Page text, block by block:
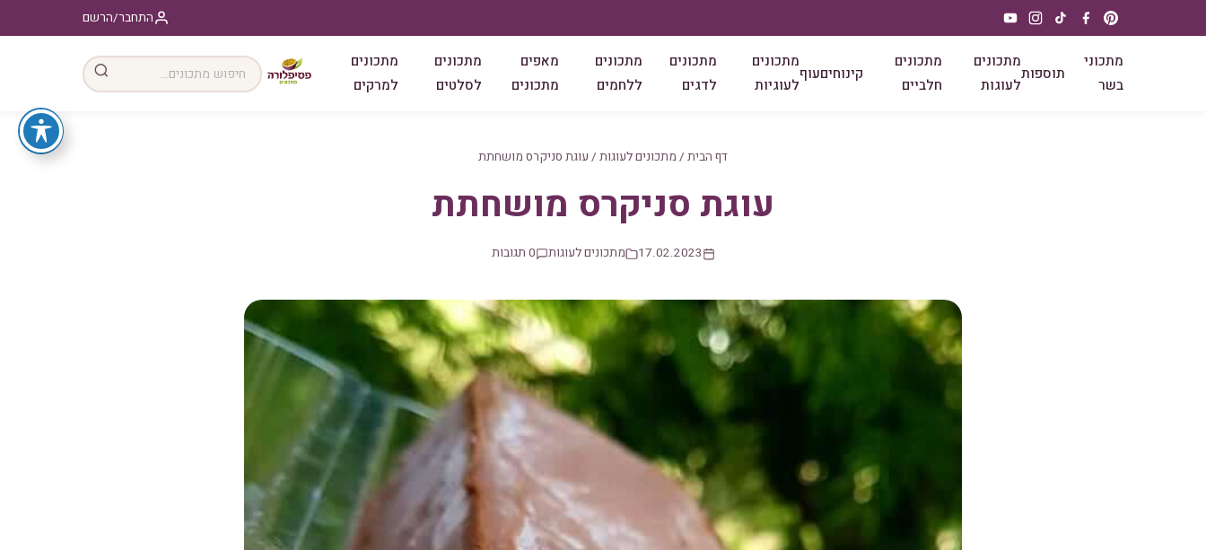
התחבר/הרשם
מתכוני
בשר
תוספות
מתכונים
לעוגות
מתכונים
חלביים
קינוחיםעוף
מתכונים
לעוגיות
מתכונים
לדגים
מתכונים
ללחמים
מאפים
מתכונים
מתכונים
לסלטים
מתכונים
למרקים
דף הבית / מתכונים לעוגות / עוגת סניקרס מושחתת
עוגת סניקרס מושחתת
17.02.2023 מתכונים לעוגות 0 תגובות